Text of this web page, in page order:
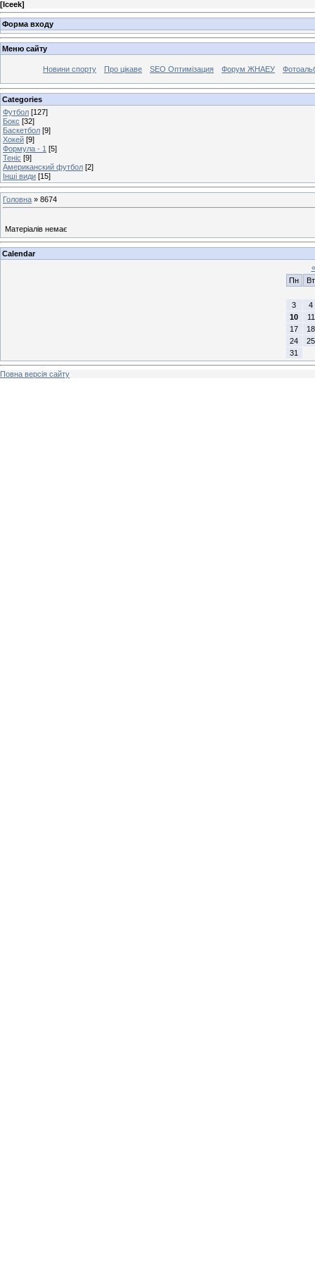
[Iceek]
Форма входу
Меню сайту
Новини спорту Про цікаве SEO Оптимізация Форум ЖНАЕУ
Categories
Футбол [127]
Бокс [32]
Баскетбол [9]
Хокей [9]
Формула - 1 [5]
Теніс [9]
Американский футбол [2]
Інші види [15]
Головна » 8674
Матеріалів немає
Calendar
«
Пн
Вт
3
4
10
11
17
18
24
25
31
Повна версія сайту